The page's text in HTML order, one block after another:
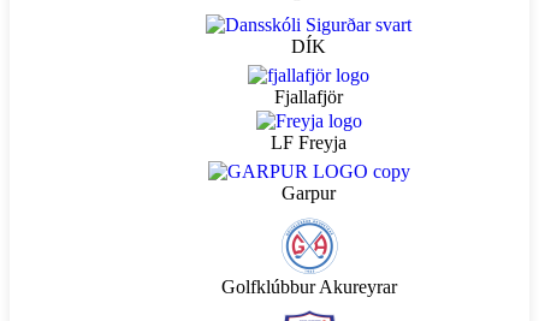
DÍK
Fjallafjör
LF Freyja
Garpur
Golfklúbbur Akureyrar